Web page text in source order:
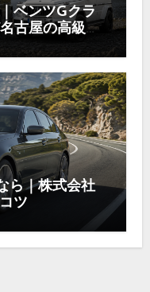
ベンツGクラ
古屋の高級車
ら｜株式会社
ツ